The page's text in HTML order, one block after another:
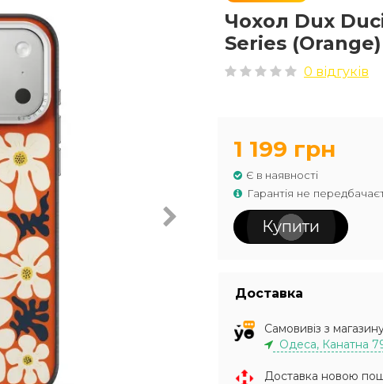
Чохол Dux
Series (Orange)
0 відгуків
1 199 грн
Є в наявності
Гарантія не
Купити
Доставка
Самовивіз з
Одеса, Канатна
Доставка новою